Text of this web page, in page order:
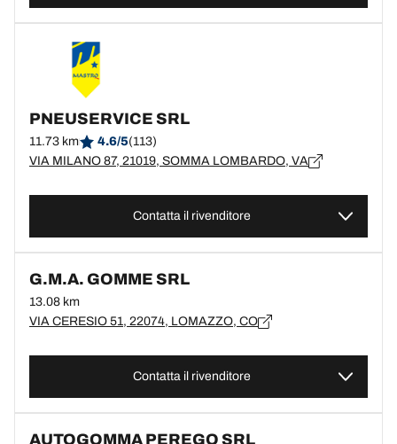
PNEUSERVICE SRL
11.73 km 4.6/5(113)
VIA MILANO 87, 21019, SOMMA LOMBARDO, VA
Contatta il rivenditore
G.M.A. GOMME SRL
13.08 km
VIA CERESIO 51, 22074, LOMAZZO, CO
Contatta il rivenditore
AUTOGOMMA PEREGO SRL